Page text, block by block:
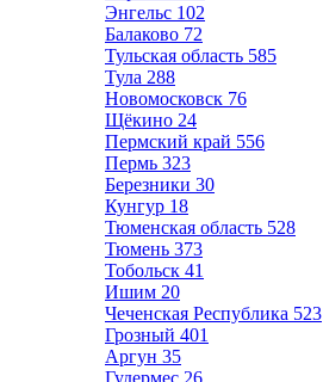
Энгельс 102
Балаково 72
Тульская область 585
Тула 288
Новомосковск 76
Щёкино 24
Пермский край 556
Пермь 323
Березники 30
Кунгур 18
Тюменская область 528
Тюмень 373
Тобольск 41
Ишим 20
Чеченская Республика 523
Грозный 401
Аргун 35
Гудермес 26